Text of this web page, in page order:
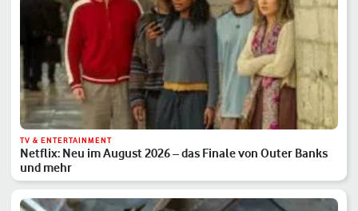
TV & ENTERTAINMENT
Netflix: Neu im August 2026 – das Finale von Outer Banks
und mehr